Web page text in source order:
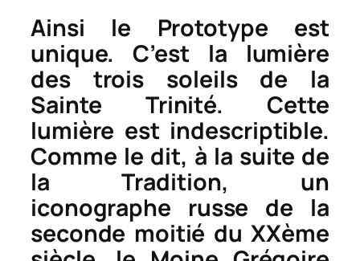
Ainsi le Prototype est
unique. C’est la lumière
des trois soleils de la
Sainte Trinité. Cette
lumière est indescriptible.
Comme le dit, à la suite de
la Tradition, un
iconographe russe de la
seconde moitié du XXème